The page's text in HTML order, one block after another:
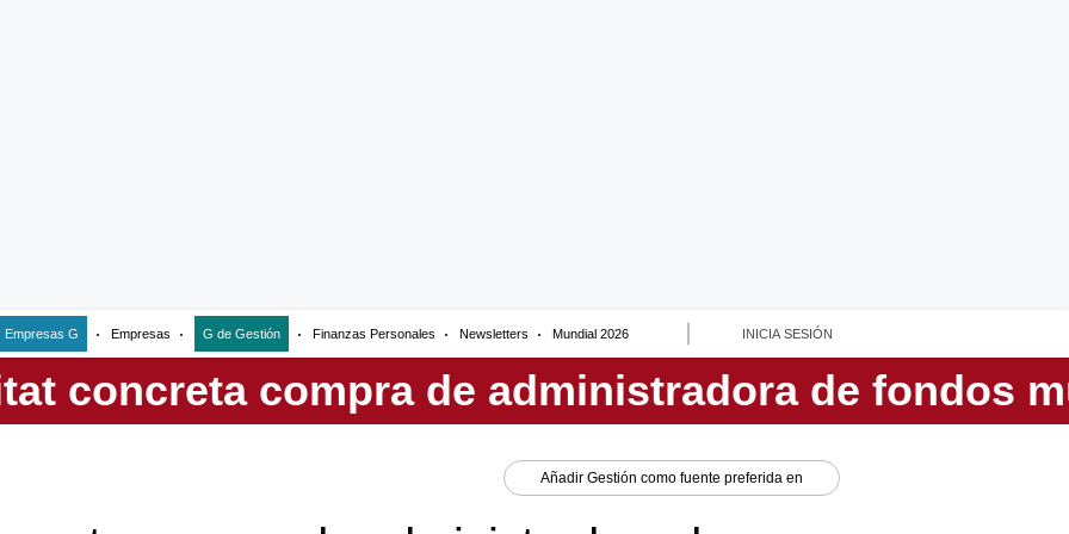
Empresas G Empresas G de Gestión Finanzas Personales Newsletters Mundial 2026 INICIA SESIÓN
Añadir Gestión como fuente preferida en